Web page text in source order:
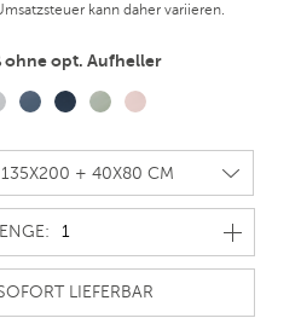
kann daher variieren.
ohne opt. Aufheller
MENGE
LIEFERBAR